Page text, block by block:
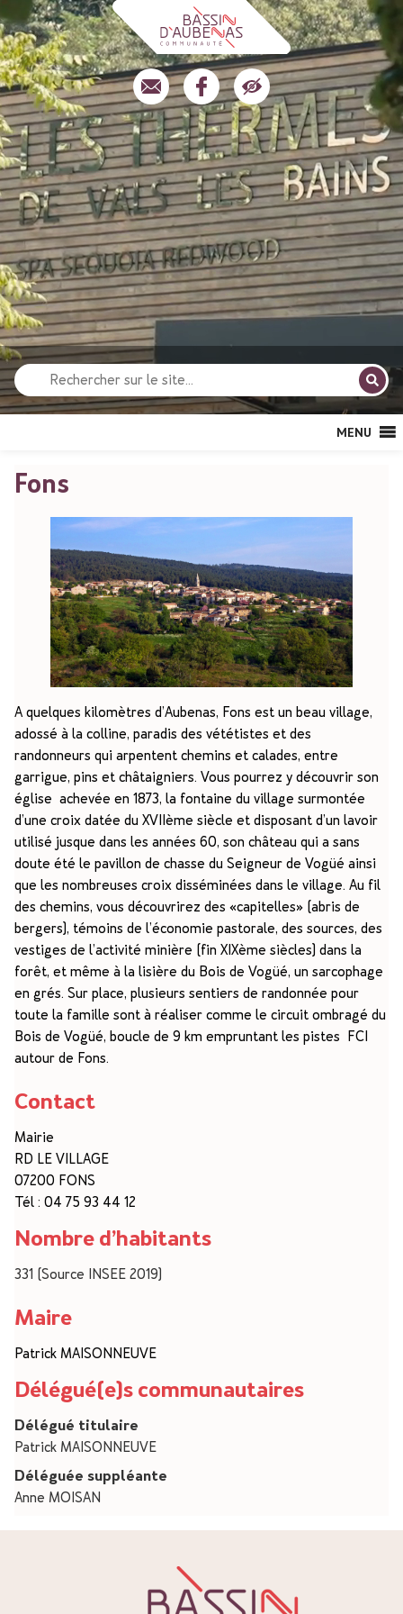
Recherche
pour
:
MENU
Fons
A quelques kilomètres d’Aubenas, Fons est un beau village,
adossé à la colline, paradis des vététistes et des
randonneurs qui arpentent chemins et calades, entre
garrigue, pins et châtaigniers. Vous pourrez y découvrir son
église achevée en 1873, la fontaine du village surmontée
d’une croix datée du XVIIème siècle et disposant d’un lavoir
utilisé jusque dans les années 60, son château qui a sans
doute été le pavillon de chasse du Seigneur de Vogüé ainsi
que les nombreuses croix disséminées dans le village. Au fil
des chemins, vous découvrirez des «capitelles» (abris de
bergers), témoins de l’économie pastorale, des sources, des
vestiges de l’activité minière (fin XIXème siècles) dans la
forêt, et même à la lisière du Bois de Vogüé, un sarcophage
en grés. Sur place, plusieurs sentiers de randonnée pour
toute la famille sont à réaliser comme le circuit ombragé du
Bois de Vogüé, boucle de 9 km empruntant les pistes FCI
autour de Fons.
Contact
Mairie
RD LE VILLAGE
07200 FONS
Tél : 04 75 93 44 12
Nombre d’habitants
331 (Source INSEE 2019)
Maire
Patrick MAISONNEUVE
Délégué(e)s communautaires
Délégué titulaire
Patrick MAISONNEUVE
Déléguée suppléante
Anne MOISAN